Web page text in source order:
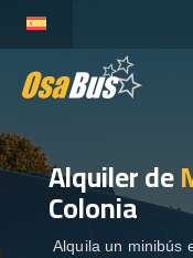
content
ALQUILER DE
DESTINOS
Alquiler de
Colonia
Alquila un minibús